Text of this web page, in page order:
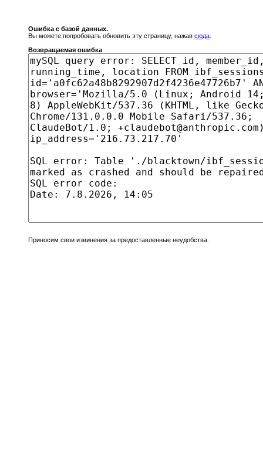
Ошибка с базой данных.
Вы можете попробовать обновить эту страницу, нажав сюда
Возвращаемая ошибка
Приносим свои извинения за предоставленные неудобства.